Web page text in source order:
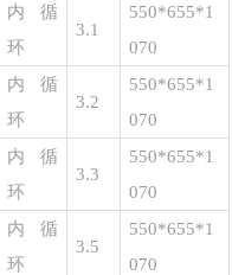
内循
环
3.1
550*655*1
070
内循
环
3.2
550*655*1
070
内循
环
3.3
550*655*1
070
内循
环
3.5
550*655*1
070